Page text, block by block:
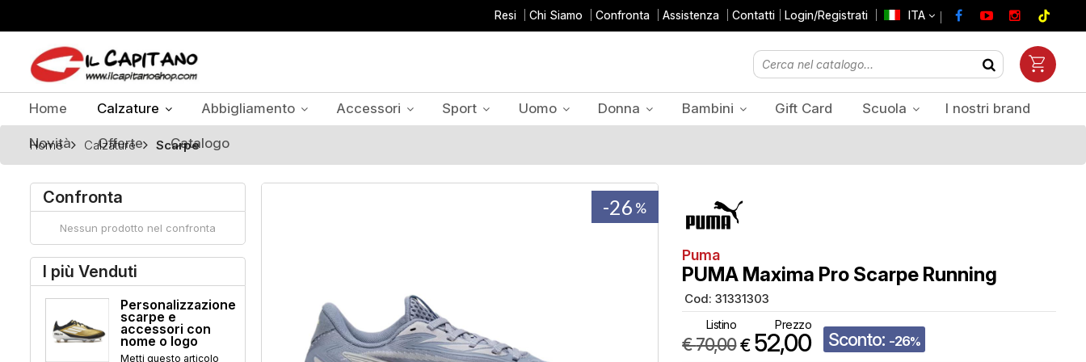
Resi Chi Siamo Confronta Assistenza Contatti Login/Registrati ITA
Home Calzature Abbigliamento Accessori Sport Uomo Donna Bambini Gift Card Scuola I nostri brand
Novità Offerte Catalogo
Home Calzature Scarpe
-26 %
Puma
PUMA Maxima Pro Scarpe Running
Cod:31331303
Listino
€70,00
Prezzo
€ 52,00 Sconto: -26%
Confronta
Nessun prodotto nel confronta
I più Venduti
Personalizzazione
scarpe e
accessori con
nome o logo
Metti questo articolo